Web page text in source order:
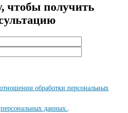
чтобы получить
обработки персональных
персональных данных..